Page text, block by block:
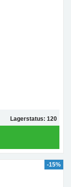
Lagerstatus: 120
-15%